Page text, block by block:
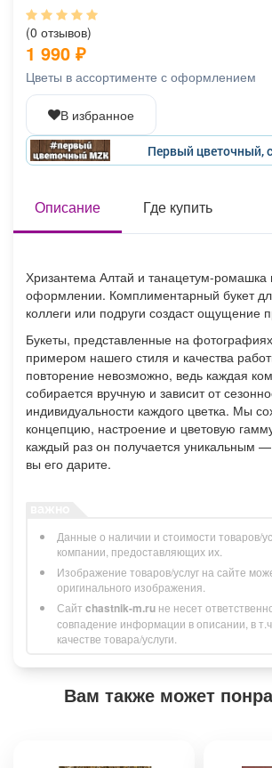
Афиша
Я - пенсионер
(0 отзывов)
1 990 ₽
Цветы в ассортименте с оформлением
В избранное
Первый цветочный,
Описание Где купить
Хризантема Алтай и танацетум-ромашка
оформлении. Комплиментарный букет
коллеги или подруги создаст ощущение
Букеты, представленные на
примером нашего стиля и качества
повторение невозможно, ведь каждая
собирается вручную и зависит от
индивидуальности каждого цветка. Мы
концепцию, настроение и цветовую
каждый раз он получается уникальным —
вы его дарите.
Данные о наличии и стоимости товаров/
компании, предоставляющих их.
Изображение товаров/услуг на сайте
оригинального изображения.
Сайт chastnik-m.ru не несет
совпадение информации в описании, в
качестве товара/услуги.
Вам также может